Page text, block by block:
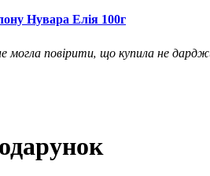
Нувара Елія 100г
могла повірити, що купила не